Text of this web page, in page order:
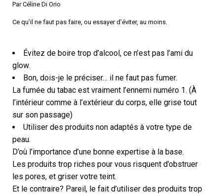
Par Céline Di Orio
Ce qu’il ne faut pas faire, ou essayer d’éviter, au moins.
Évitez de boire trop d’alcool, ce n’est pas l’ami du
glow.
Bon, dois-je le préciser… il ne faut pas fumer.
La fumée du tabac est vraiment l’ennemi numéro 1. (À
l’intérieur comme à l’extérieur du corps, elle grise tout
sur son passage)
Utiliser des produits non adaptés à votre type de
peau.
D’où l’importance d’une bonne expertise à la base.
Les produits trop riches pour vous risquent d’obstruer
les pores, et griser votre teint.
Et le contraire? Pareil, le fait d’utiliser des produits trop